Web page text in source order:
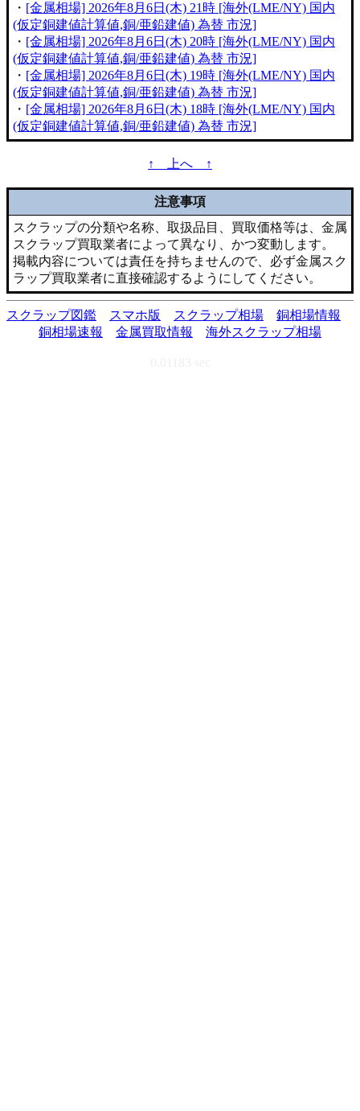
・ [金属相場] 2026年8月6日(木) 21時 [海外(LME/NY) 国内
(仮定銅建値計算値,銅/亜鉛建値) 為替 市況]
・ [金属相場] 2026年8月6日(木) 20時 [海外(LME/NY) 国内
(仮定銅建値計算値,銅/亜鉛建値) 為替 市況]
・ [金属相場] 2026年8月6日(木) 19時 [海外(LME/NY) 国内
(仮定銅建値計算値,銅/亜鉛建値) 為替 市況]
・ [金属相場] 2026年8月6日(木) 18時 [海外(LME/NY) 国内
(仮定銅建値計算値,銅/亜鉛建値) 為替 市況]
↑ 上へ ↑
注意事項
スクラップの分類や名称、取扱品目、買取価格等は、金属
スクラップ買取業者によって異なり、かつ変動します。
掲載内容については責任を持ちませんので、必ず金属スク
ラップ買取業者に直接確認するようにしてください。
スクラップ図鑑 スマホ版 スクラップ相場
銅相場情報
銅相場速報
金属買取情報 海外スクラップ相場